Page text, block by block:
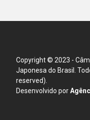
Copyright © 2023 -
Japonesa do Brasil.
reserved).
Desenvolvido por